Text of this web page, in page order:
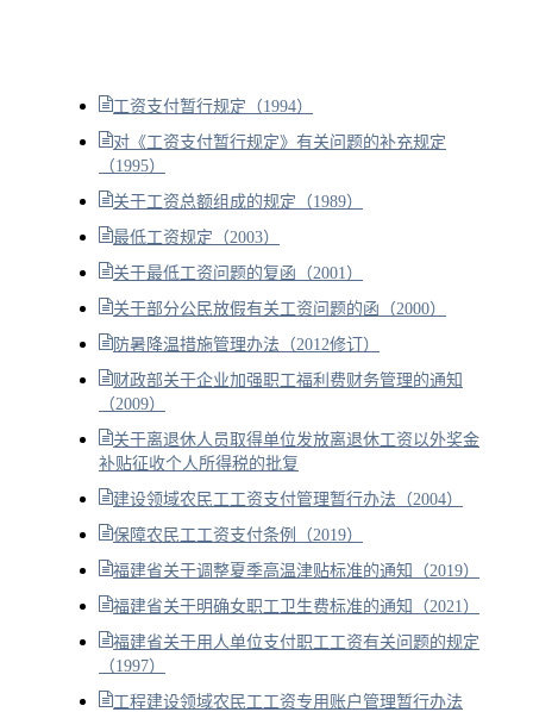
工资支付暂行规定（1994）
对《工资支付暂行规定》有关问题的补充规定
（1995）
关于工资总额组成的规定（1989）
最低工资规定（2003）
关于最低工资问题的复函（2001）
关于部分公民放假有关工资问题的函（2000）
防暑降温措施管理办法（2012修订）
财政部关于企业加强职工福利费财务管理的通知
（2009）
关于离退休人员取得单位发放离退休工资以外奖金
补贴征收个人所得税的批复
建设领域农民工工资支付管理暂行办法（2004）
保障农民工工资支付条例（2019）
福建省关于调整夏季高温津贴标准的通知（2019）
福建省关于明确女职工卫生费标准的通知（2021）
福建省关于用人单位支付职工工资有关问题的规定
（1997）
工程建设领域农民工工资专用账户管理暂行办法